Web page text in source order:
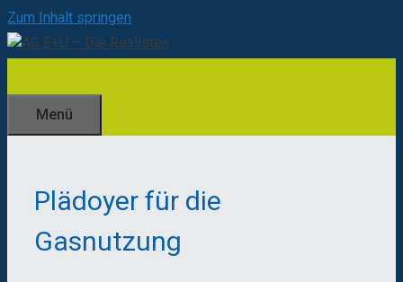
Zum Inhalt springen
Menü
Plädoyer für die
Gasnutzung